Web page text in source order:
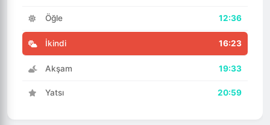
Öğle 12:36
İkindi 16:23
Akşam 19:33
Yatsı 20:59